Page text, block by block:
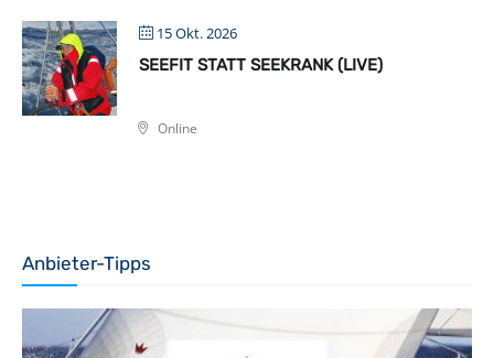
15 Okt. 2026
SEEFIT STATT SEEKRANK (LIVE)
Online
Anbieter-Tipps